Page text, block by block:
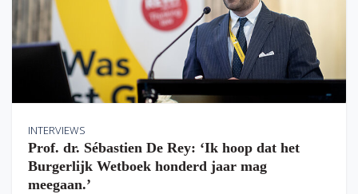
INTERVIEWS
Prof. dr. Sébastien De Rey: ‘Ik hoop dat het
Burgerlijk Wetboek honderd jaar mag
meegaan.’